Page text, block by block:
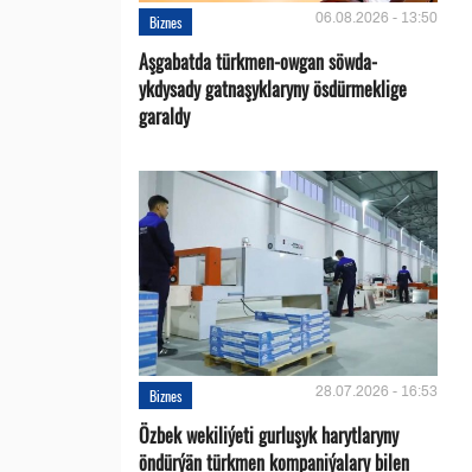
Biznes 06.08.2026 - 13:50
Aşgabatda türkmen-owgan söwda-
ykdysady gatnaşyklaryny ösdürmeklige
garaldy
Biznes 28.07.2026 - 16:53
Özbek wekiliýeti gurluşyk harytlaryny
öndürýän türkmen kompaniýalary bilen